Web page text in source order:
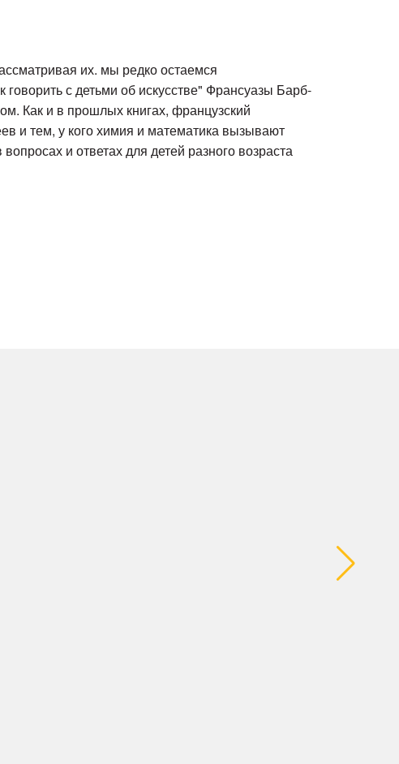
их. мы редко остаемся
с детьми об искусстве" Франсуазы Барб-
Как и в прошлых книгах, французский
и тем, у кого химия и математика вызывают
и ответах для детей разного возраста